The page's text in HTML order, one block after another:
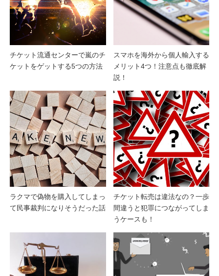
チケット流通センターで嵐のチ
ケットをゲットする5つの方法
スマホを海外から個人輸入する
メリット4つ！注意点も徹底解
説！
ラクマで偽物を購入してしまっ
て民事裁判になりそうだった話
チケット転売は違法なの？一歩
間違うと犯罪につながってしま
うケースも！